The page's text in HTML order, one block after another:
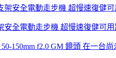
安全電動走步機 超慢速復健可